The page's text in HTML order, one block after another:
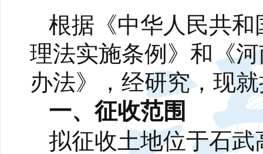
根据《中华人民共
理法实施条例》和《
办法》，经研究，现
一、征收范围
拟征收土地位于石